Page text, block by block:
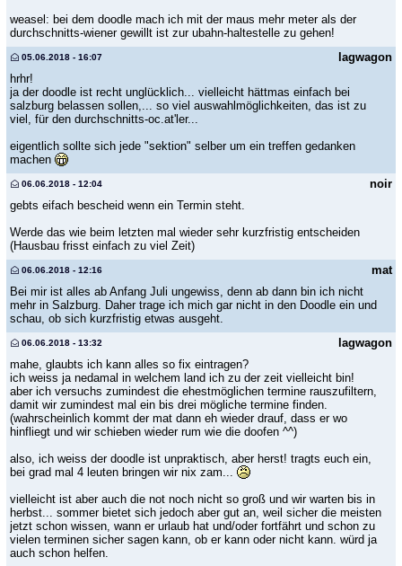
weasel: bei dem doodle mach ich mit der maus mehr meter als der
durchschnitts-wiener gewillt ist zur ubahn-haltestelle zu gehen!
lagwagon
05.06.2018 - 16:07
hrhr!
ja der doodle ist recht unglücklich... vielleicht hättmas einfach bei
salzburg belassen sollen,... so viel auswahlmöglichkeiten, das ist zu
viel, für den durchschnitts-oc.at'ler...
eigentlich sollte sich jede "sektion" selber um ein treffen gedanken
machen
noir
06.06.2018 - 12:04
gebts eifach bescheid wenn ein Termin steht.
Werde das wie beim letzten mal wieder sehr kurzfristig entscheiden
(Hausbau frisst einfach zu viel Zeit)
mat
06.06.2018 - 12:16
Bei mir ist alles ab Anfang Juli ungewiss, denn ab dann bin ich nicht
mehr in Salzburg. Daher trage ich mich gar nicht in den Doodle ein und
schau, ob sich kurzfristig etwas ausgeht.
lagwagon
06.06.2018 - 13:32
mahe, glaubts ich kann alles so fix eintragen?
ich weiss ja nedamal in welchem land ich zu der zeit vielleicht bin!
aber ich versuchs zumindest die ehestmöglichen termine rauszufiltern,
damit wir zumindest mal ein bis drei mögliche termine finden.
(wahrscheinlich kommt der mat dann eh wieder drauf, dass er wo
hinfliegt und wir schieben wieder rum wie die doofen ^^)
also, ich weiss der doodle ist unpraktisch, aber herst! tragts euch ein,
bei grad mal 4 leuten bringen wir nix zam...
vielleicht ist aber auch die not noch nicht so groß und wir warten bis in
herbst... sommer bietet sich jedoch aber gut an, weil sicher die meisten
jetzt schon wissen, wann er urlaub hat und/oder fortfährt und schon zu
vielen terminen sicher sagen kann, ob er kann oder nicht kann. würd ja
auch schon helfen.